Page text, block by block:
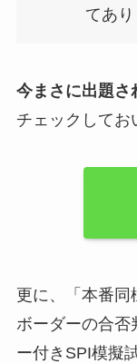
てあり
今まさに出題さ
チェックしてお
更に、「本番同
ボーダーの合否
ー付きSPI模擬